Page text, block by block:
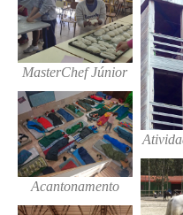
MasterChef Júnior
Acantonamento